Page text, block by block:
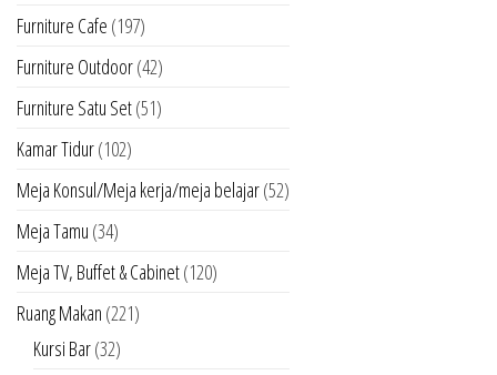
Furniture Cafe (197)
Furniture Outdoor(42)
Furniture Satu Set(51)
Kamar Tidur(102)
Meja Konsul/Meja kerja/meja belajar(52)
Meja Tamu (34)
Meja TV, Buffet & Cabinet(120)
Ruang Makan (221)
Kursi Bar(32)